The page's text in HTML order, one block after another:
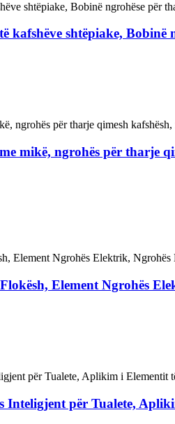
kafshëve shtëpiake,
mikë, ngrohës për tharje
Element Ngrohës
Inteligjent për Tualete,